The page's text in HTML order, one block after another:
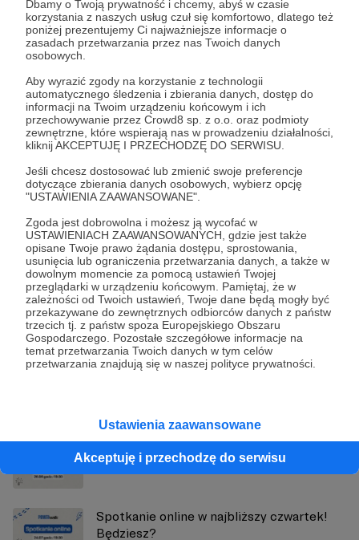
Dbamy o Twoją prywatność i chcemy, abyś w czasie
korzystania z naszych usług czuł się komfortowo, dlatego też
poniżej prezentujemy Ci najważniejsze informacje o
zasadach przetwarzania przez nas Twoich danych
osobowych.
Aby wyrazić zgody na korzystanie z technologii
automatycznego śledzenia i zbierania danych, dostęp do
informacji na Twoim urządzeniu końcowym i ich
przechowywanie przez Crowd8 sp. z o.o. oraz podmioty
zewnętrzne, które wspierają nas w prowadzeniu działalności,
kliknij AKCEPTUJĘ I PRZECHODZĘ DO SERWISU.
Jeśli chcesz dostosować lub zmienić swoje preferencje
dotyczące zbierania danych osobowych, wybierz opcję
"USTAWIENIA ZAAWANSOWANE".
Zgoda jest dobrowolna i możesz ją wycofać w
USTAWIENIACH ZAAWANSOWANYCH, gdzie jest także
opisane Twoje prawo żądania dostępu, sprostowania,
usunięcia lub ograniczenia przetwarzania danych, a także w
dowolnym momencie za pomocą ustawień Twojej
przeglądarki w urządzeniu końcowym. Pamiętaj, że w
zależności od Twoich ustawień, Twoje dane będą mogły być
przekazywane do zewnętrznych odbiorców danych z państw
trzecich tj. z państw spoza Europejskiego Obszaru
Gospodarczego. Pozostałe szczegółowe informacje na
temat przetwarzania Twoich danych w tym celów
przetwarzania znajdują się w naszej polityce prywatności.
Ustawienia zaawansowane
Akceptuję i przechodzę do serwisu
Zostań Patronem
Zaloguj się
newsletter powerwalk lato słońce problemy skórne
Udostępnij
Power Walk
Zobacz profil autora
Spotkanie już dziś! Będziesz z nami? :)
Spotkanie online w najbliższy czwartek!
Będziesz?